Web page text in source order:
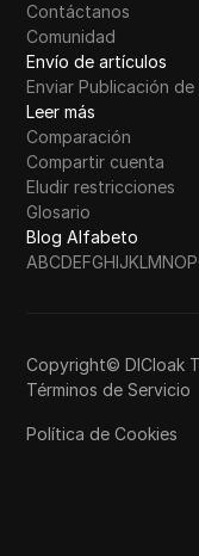
Contáctanos
Comunidad
Envío de artículos
Enviar Publicación
Leer más
Comparación
Compartir cuenta
Eludir restricciones
Glosario
Blog Alfabeto
ABCDEFGHIJKLMNOP
Copyright© DICloak
Términos de Servicio
Política de Cookies